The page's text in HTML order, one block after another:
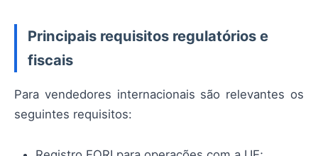
Principais requisitos regulatórios e
fiscais
Para vendedores internacionais são relevantes os
seguintes requisitos: